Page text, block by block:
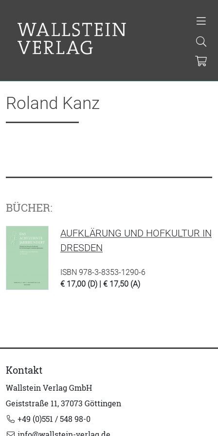
Roland Kanz
BÜCHER:
AUFKLÄRUNG UND HOFKULTUR IN
DRESDEN
ISBN 978-3-8353-1290-6
€ 17,00 (D) | € 17,50 (A)
Kontakt
Wallstein Verlag GmbH
Geiststraße 11, 37073 Göttingen
+49 (0)551 / 548 98-0